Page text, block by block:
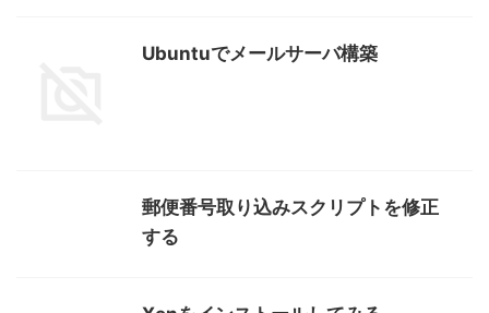
Ubuntuでメールサーバ構築
郵便番号取り込みスクリプトを修正
する